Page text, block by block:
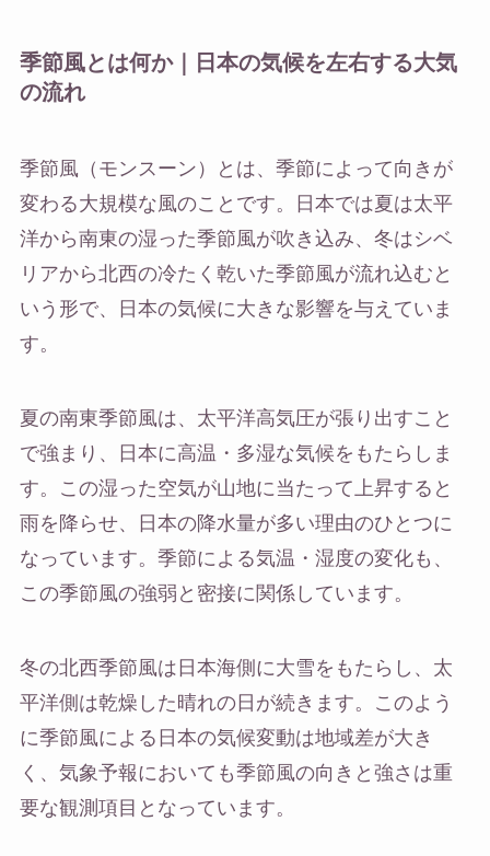
季節風とは何か｜日本の気候を左右する大気
の流れ
季節風（モンスーン）とは、季節によって向きが
変わる大規模な風のことです。日本では夏は太平
洋から南東の湿った季節風が吹き込み、冬はシベ
リアから北西の冷たく乾いた季節風が流れ込むと
いう形で、日本の気候に大きな影響を与えていま
す。
夏の南東季節風は、太平洋高気圧が張り出すこと
で強まり、日本に高温・多湿な気候をもたらしま
す。この湿った空気が山地に当たって上昇すると
雨を降らせ、日本の降水量が多い理由のひとつに
なっています。季節による気温・湿度の変化も、
この季節風の強弱と密接に関係しています。
冬の北西季節風は日本海側に大雪をもたらし、太
平洋側は乾燥した晴れの日が続きます。このよう
に季節風による日本の気候変動は地域差が大き
く、気象予報においても季節風の向きと強さは重
要な観測項目となっています。